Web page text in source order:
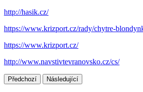
http://hasik.cz/
https://www.krizport.cz/rady/chytre-
https://www.krizport.cz/
http://www.navstivtevranovsko.cz/cs/
Předchozí Následující